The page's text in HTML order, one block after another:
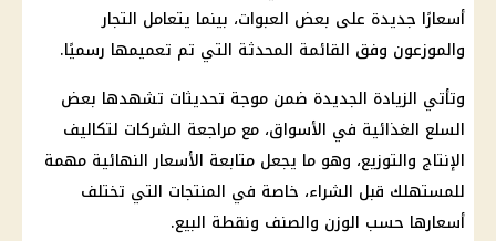
أسعارًا جديدة على بعض العبوات، بينما يتعامل التجار
والموزعون وفق القائمة المحدثة التي تم تعميمها رسميًا.
وتأتي الزيادة الجديدة ضمن موجة تحديثات تشهدها بعض
السلع الغذائية في الأسواق، مع مراجعة الشركات لتكاليف
الإنتاج والتوزيع، وهو ما يجعل متابعة الأسعار النهائية مهمة
للمستهلك قبل الشراء، خاصة في المنتجات التي تختلف
أسعارها حسب الوزن والصنف ونقطة البيع.